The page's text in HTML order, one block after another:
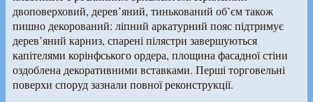
двоповерховий, дерев’яний, тинькований об’єм також
пишно декорований: ліпний аркатурний пояс підтримує
дерев’яний карниз, спарені пілястри завершуються
капітелями корінфського ордера, площина фасадної стіни
оздоблена декоративними вставками. Перші торговельні
поверхи споруд зазнали повної реконструкції.